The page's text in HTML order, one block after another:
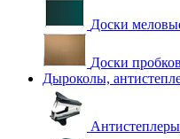
Доски
Доски
Дыроколы,
Антистеплеры